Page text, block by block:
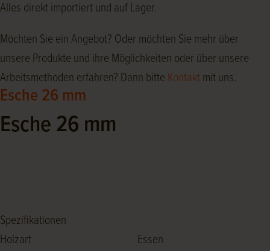
Alles direkt importiert und auf Lager.
Möchten Sie ein Angebot? Oder möchten Sie mehr über
unsere Produkte und ihre Möglichkeiten oder über unsere
Arbeitsmethoden erfahren? Dann bitte Kontaktmit uns.
Esche 26 mm
Esche 26 mm
Spezifikationen
Holzart
Essen